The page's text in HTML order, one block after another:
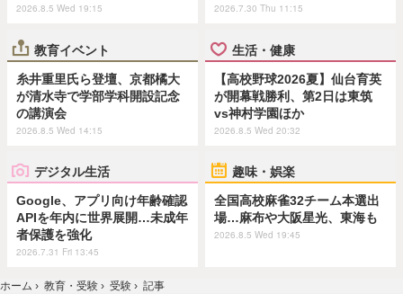
2026.8.5 Wed 19:15 2026.7.30 Thu 11:15
教育イベント
糸井重里氏ら登壇、京都橘大
が清水寺で学部学科開設記念
の講演会
2026.8.5 Wed 14:15
生活・健康
【高校野球2026夏】仙台育英
が開幕戦勝利、第2日は東筑
vs神村学園ほか
2026.8.5 Wed 20:32
デジタル生活
Google、アプリ向け年齢確認
APIを年内に世界展開…未成年
者保護を強化
2026.7.31 Fri 13:45
趣味・娯楽
全国高校麻雀32チーム本選出
場…麻布や大阪星光、東海も
2026.8.5 Wed 19:45
ホーム › 教育・受験 › 受験 › 記事